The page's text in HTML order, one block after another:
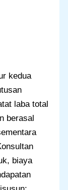
kedua
laba total
berasal
biaya